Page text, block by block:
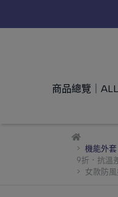
商品總覽｜ALL
機能外套
9折．抗溫
女款防